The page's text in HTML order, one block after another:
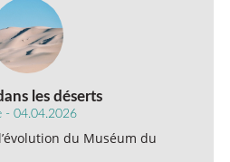
les déserts
- 04.04.2026
du Muséum du